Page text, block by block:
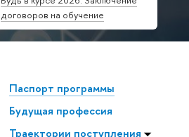
договоров на обучение
Паспорт программы
Будущая профессия
Траектории поступления